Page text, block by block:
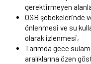
gerektirmeyen
OSB şebekelerinde
önlenmesi ve su
olarak izlenmesi,
Tarımda gece
aralıklarına özen